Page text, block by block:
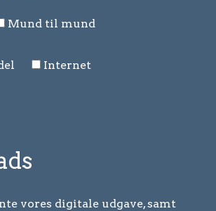
Mund til mund
Internet
vores digitale udgave, samt